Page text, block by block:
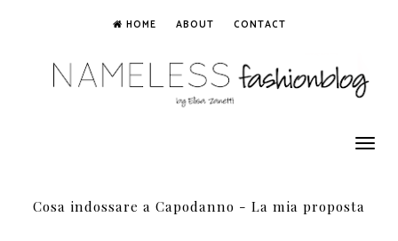
HOME ABOUT CONTACT
Toggle
navigation
Cosa indossare a Capodanno - La mia proposta